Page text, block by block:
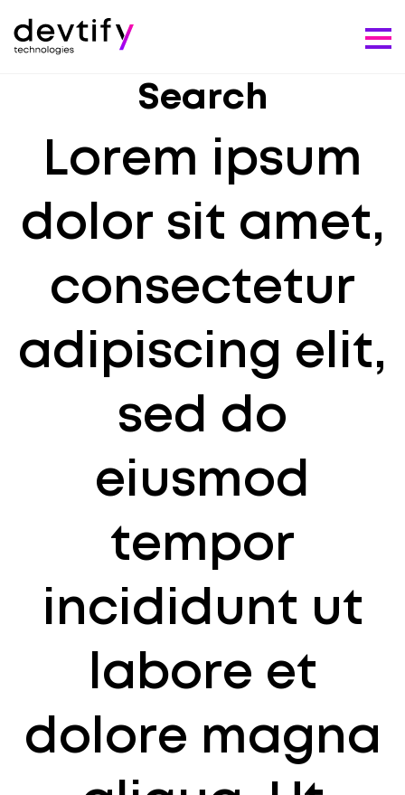
Search
Lorem ipsum
dolor sit amet,
consectetur
adipiscing elit,
sed do
eiusmod
tempor
incididunt ut
labore et
dolore magna